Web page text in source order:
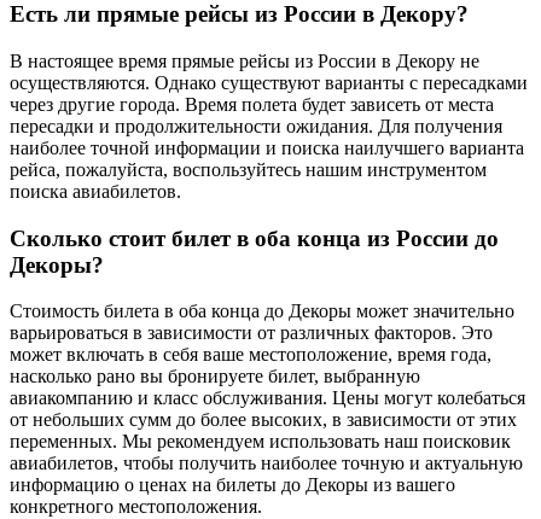
Есть ли прямые рейсы из России в Декору?
В настоящее время прямые рейсы из России в Декору не
осуществляются. Однако существуют варианты с пересадками
через другие города. Время полета будет зависеть от места
пересадки и продолжительности ожидания. Для получения
наиболее точной информации и поиска наилучшего варианта
рейса, пожалуйста, воспользуйтесь нашим инструментом
поиска авиабилетов.
Сколько стоит билет в оба конца из России до
Декоры?
Стоимость билета в оба конца до Декоры может значительно
варьироваться в зависимости от различных факторов. Это
может включать в себя ваше местоположение, время года,
насколько рано вы бронируете билет, выбранную
авиакомпанию и класс обслуживания. Цены могут колебаться
от небольших сумм до более высоких, в зависимости от этих
переменных. Мы рекомендуем использовать наш поисковик
авиабилетов, чтобы получить наиболее точную и актуальную
информацию о ценах на билеты до Декоры из вашего
конкретного местоположения.